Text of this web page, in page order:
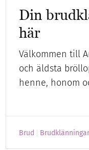
Din
här
Välkommen till
och äldsta
henne, honom
Brud Brudklänningar